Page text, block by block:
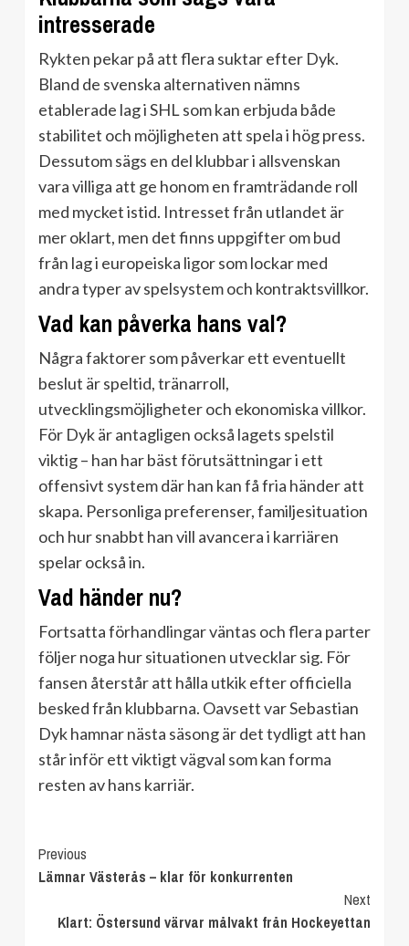
intresserade
Rykten pekar på att flera suktar efter Dyk.
Bland de svenska alternativen nämns
etablerade lag i SHL som kan erbjuda både
stabilitet och möjligheten att spela i hög press.
Dessutom sägs en del klubbar i allsvenskan
vara villiga att ge honom en framträdande roll
med mycket istid. Intresset från utlandet är
mer oklart, men det finns uppgifter om bud
från lag i europeiska ligor som lockar med
andra typer av spelsystem och kontraktsvillkor.
Vad kan påverka hans val?
Några faktorer som påverkar ett eventuellt
beslut är speltid, tränarroll,
utvecklingsmöjligheter och ekonomiska villkor.
För Dyk är antagligen också lagets spelstil
viktig – han har bäst förutsättningar i ett
offensivt system där han kan få fria händer att
skapa. Personliga preferenser, familjesituation
och hur snabbt han vill avancera i karriären
spelar också in.
Vad händer nu?
Fortsatta förhandlingar väntas och flera parter
följer noga hur situationen utvecklar sig. För
fansen återstår att hålla utkik efter officiella
besked från klubbarna. Oavsett var Sebastian
Dyk hamnar nästa säsong är det tydligt att han
står inför ett viktigt vägval som kan forma
resten av hans karriär.
Continue
Reading
Previous
Lämnar Västerås – klar för konkurrenten
Next
Klart: Östersund värvar målvakt från Hockeyettan